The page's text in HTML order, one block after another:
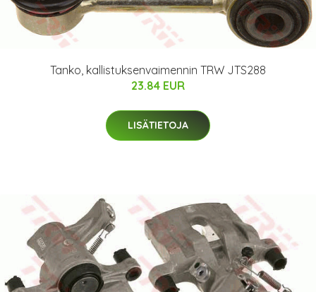
Tanko, kallistuksenvaimennin TRW JTS288
23.84 EUR
LISÄTIETOJA